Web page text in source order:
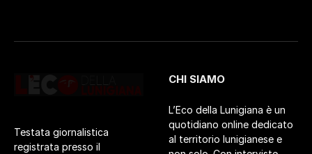
Testata giornalistica
registrata presso il
CHI SIAMO
L’Eco della Lunigiana è un
quotidiano online dedicato
al territorio lunigianese e